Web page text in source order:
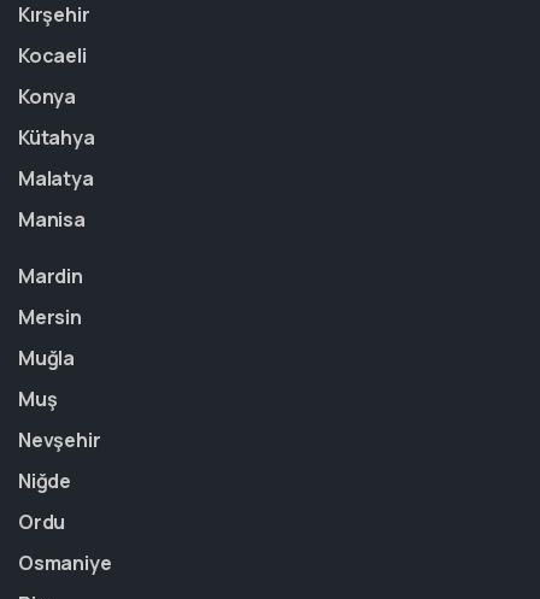
Kırşehir
Kocaeli
Konya
Kütahya
Malatya
Manisa
Mardin
Mersin
Muğla
Muş
Nevşehir
Niğde
Ordu
Osmaniye